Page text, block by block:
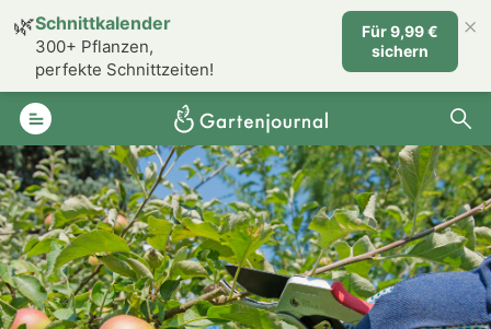
🌿Schnittkalender
300+ Pflanzen,
perfekte Schnittzeiten!
Für 9,99 €
sichern
×